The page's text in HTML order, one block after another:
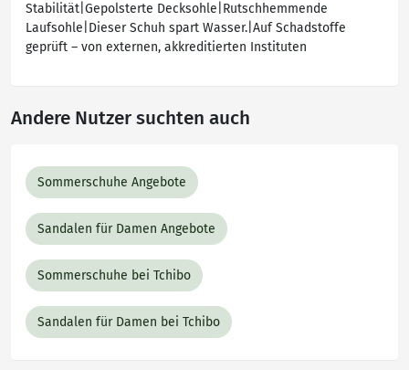
Stabilität|Gepolsterte Decksohle|Rutschhemmende
Laufsohle|Dieser Schuh spart Wasser.|Auf Schadstoffe
geprüft – von externen, akkreditierten Instituten
Andere Nutzer suchten auch
Sommerschuhe Angebote
Sandalen für Damen Angebote
Sommerschuhe bei Tchibo
Sandalen für Damen bei Tchibo